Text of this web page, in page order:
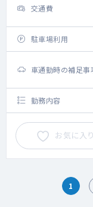
交通費
駐車場利用
車通勤時の補足事
勤務内容
お気に入り
1